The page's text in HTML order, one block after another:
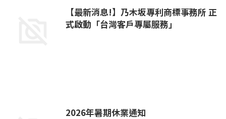
【最新消息!】乃木坂專利商標事務所 正
式啟動「台灣客戶專屬服務」
2026年暑期休業通知